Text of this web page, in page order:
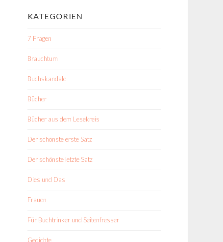
KATEGORIEN
7 Fragen
Brauchtum
Buchskandale
Bücher
Bücher aus dem Lesekreis
Der schönste erste Satz
Der schönste letzte Satz
Dies und Das
Frauen
Für Buchtrinker und Seitenfresser
Gedichte